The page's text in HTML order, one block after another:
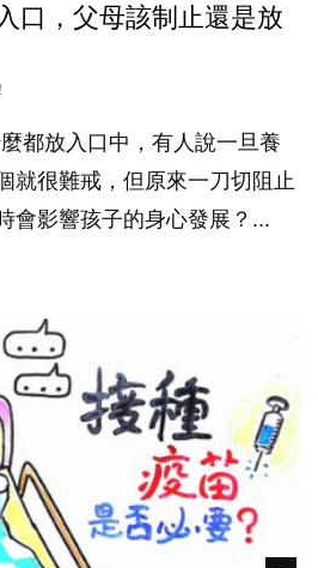
口，父母該制止還是放
都放入口中，有人說一旦養
就很難戒，但原來一刀切阻止
會影響孩子的身心發展？...